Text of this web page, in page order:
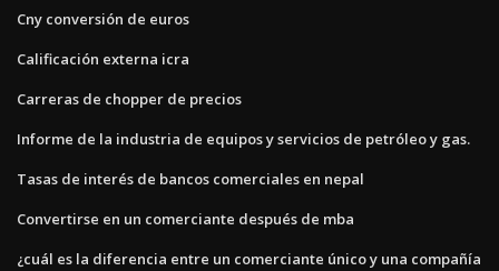
Cny conversión de euros
Calificación externa icra
Carreras de chopper de precios
Informe de la industria de equipos y servicios de petróleo y gas.
Tasas de interés de bancos comerciales en nepal
Convertirse en un comerciante después de mba
¿cuál es la diferencia entre un comerciante único y una compañía